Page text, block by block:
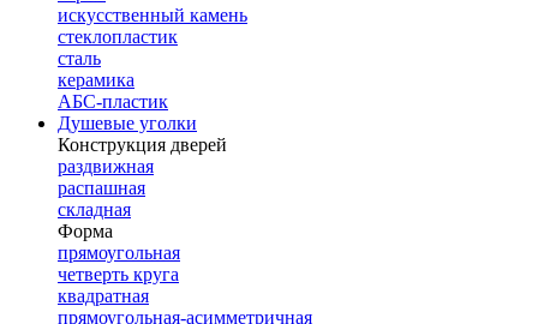
искусственный камень
стеклопластик
сталь
керамика
АБС-пластик
Душевые уголки
Конструкция дверей
раздвижная
распашная
складная
Форма
прямоугольная
четверть круга
квадратная
прямоугольная-асимметричная